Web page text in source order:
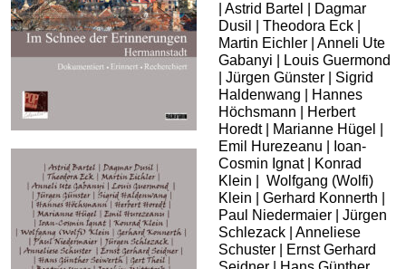
| Astrid Bartel | Dagmar
Dusil | Theodora Eck |
Martin Eichler | Anneli Ute
Gabanyi | Louis Guermond
| Jürgen Günster | Sigrid
Haldenwang | Hannes
Höchsmann | Herbert
Horedt | Marianne Hügel |
Emil Hurezeanu | Ioan-
Cosmin Ignat | Konrad
Klein | Wolfgang (Wolfi)
Klein | Gerhard Konnerth |
Paul Niedermaier | Jürgen
Schlezack | Anneliese
Schuster | Ernst Gerhard